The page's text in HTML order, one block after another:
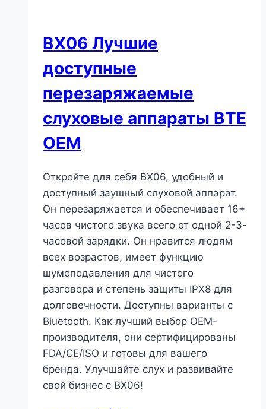
BX06 Лучшие
доступные
перезаряжаемые
слуховые аппараты BTE
OEM
Откройте для себя BX06, удобный и
доступный заушный слуховой аппарат.
Он перезаряжается и обеспечивает 16+
часов чистого звука всего от одной 2-3-
часовой зарядки. Он нравится людям
всех возрастов, имеет функцию
шумоподавления для чистого
разговора и степень защиты IPX8 для
долговечности. Доступны варианты с
Bluetooth. Как лучший выбор OEM-
производителя, они сертифицированы
FDA/CE/ISO и готовы для вашего
бренда. Улучшайте слух и развивайте
свой бизнес с BX06!